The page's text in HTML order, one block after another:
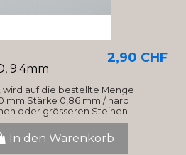
9.4mm
2,90 CHF
wird auf die bestellte Menge
mm Stärke 0,86 mm / hard
oder grösseren Steinen
In den Warenkorb